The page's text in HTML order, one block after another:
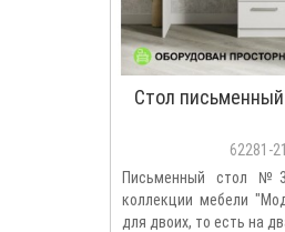
Стол
62281-21
Письменный стол
коллекции мебели
для двоих, то есть на